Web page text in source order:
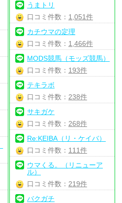
うまトリ
口コミ件数： 1,051件
カチウマの定理
口コミ件数： 1,466件
MODS競馬（モッズ競馬）
口コミ件数： 193件
テキラボ
口コミ件数： 238件
サキガケ
口コミ件数： 268件
Re:KEIBA（リ・ケイバ）
口コミ件数： 111件
ウマくる。（リニューア
ル）
口コミ件数： 219件
バクガチ